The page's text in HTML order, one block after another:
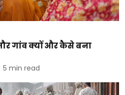
गांव क्यों और कैसे बना
5 min read